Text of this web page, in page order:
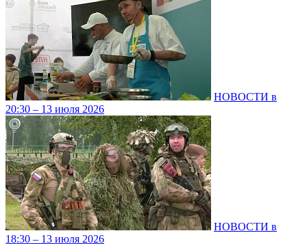
НОВОСТИ в
20:30 – 13 июля 2026
НОВОСТИ в
18:30 – 13 июля 2026